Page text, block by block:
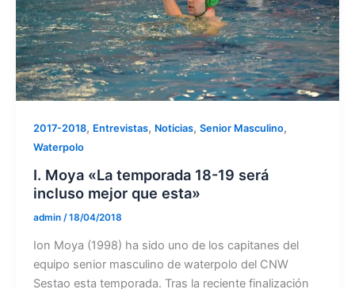
2017-2018, Entrevistas, Noticias, Senior Masculino,
Waterpolo
I. Moya «La temporada 18-19 será
incluso mejor que esta»
admin /18/04/2018
Ion Moya (1998) ha sido uno de los capitanes del
equipo senior masculino de waterpolo del CNW
Sestao esta temporada. Tras la reciente finalización